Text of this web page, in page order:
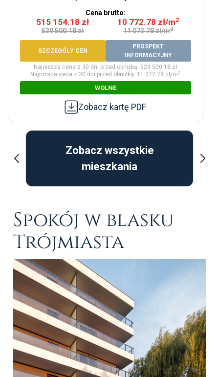
Cena brutto:
515 154.18 zł
529 500.18 zł
10 772.78 zł/m2
11 072.78 zł/m2
SZCZEGÓŁY CEN
PROSPEKT
INFORMACYJNY
Najniższa cena z 30 dni przed obniżką: 529 500.18 zł
Najniższa cena z 30 dni przed obniżką: 11 072.78 zł/m2
WOLNE
Zobacz kartę PDF
Zobacz wszystkie
mieszkania
Spokój w blasku
Trójmiasta